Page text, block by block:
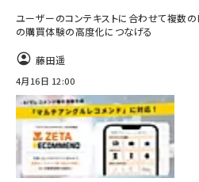
ユーザーのコンテキストに合わせて複数の
の購買体験の高度化につなげる
藤田遥
4月16日 12:00